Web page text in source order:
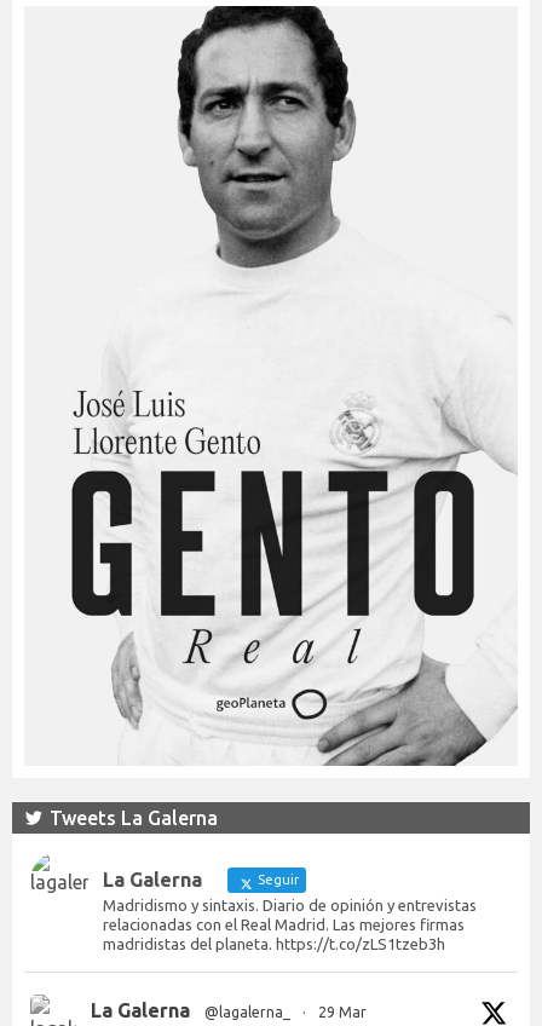
Tweets La Galerna
La Galerna Seguir
Madridismo y sintaxis. Diario de opinión y entrevistas
relacionadas con el Real Madrid. Las mejores firmas
madridistas del planeta. https://t.co/zLS1tzeb3h
La Galerna @lagalerna_ · 29 Mar